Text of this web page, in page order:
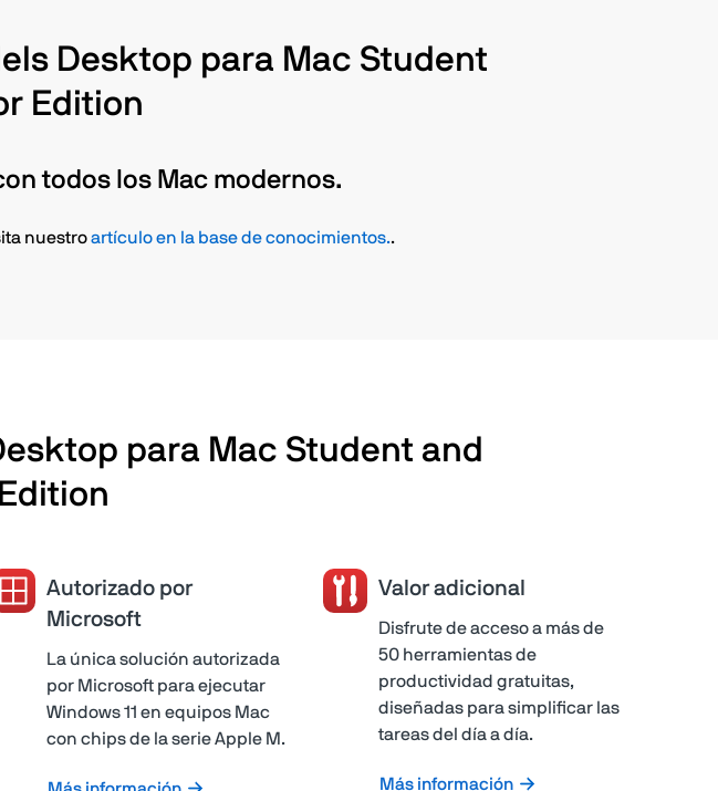
Desktop para Mac Student
Edition
todos los Mac modernos.
nuestroartículo en la base de conocimientos..
para Mac Student and
Autorizado por
Microsoft
La única solución autorizada
por Microsoft para ejecutar
Windows 11 en equipos Mac
con chips de la serie Apple M.
Valor adicional
Disfrute de acceso a más de
50 herramientas de
productividad gratuitas,
diseñadas para simplificar las
tareas del día a día.
Más información